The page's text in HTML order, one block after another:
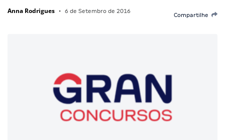
Anna Rodrigues • 6 de Setembro de 2016
Compartilhe